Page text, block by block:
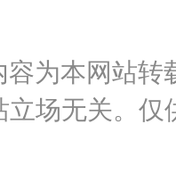
为本网站
场无关。